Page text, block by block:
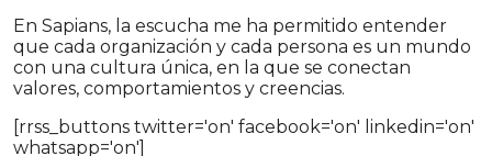
En Sapians, la escucha me ha permitido entender
que cada organización y cada persona es un mundo
con una cultura única, en la que se conectan
valores, comportamientos y creencias.
[rrss_buttons twitter='on' facebook='on' linkedin='on'
whatsapp='on']